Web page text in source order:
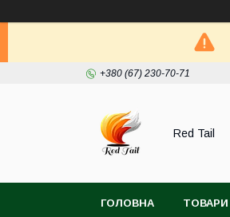
+380 (67) 230-70-71
Red Tail
ГОЛОВНА